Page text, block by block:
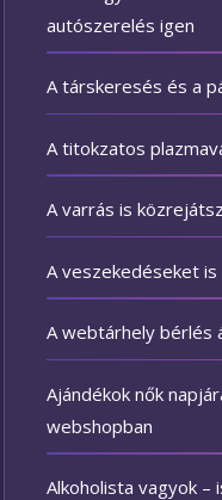
autószerelés igen
A társkeresés és a
A titokzatos
A varrás is
A veszekedéseket
A webtárhely bérlés
Ajándékok nők
webshopban
Alkoholista vagyok –